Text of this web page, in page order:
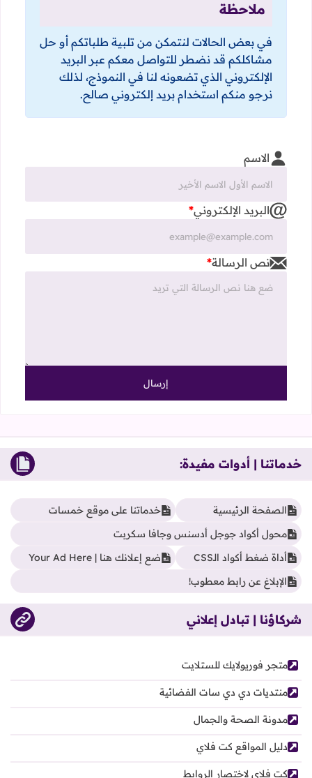
ملاحظة
في بعض الحالات لنتمكن من تلبية طلباتكم أو حل
مشاكلكم قد نضطر للتواصل معكم عبر البريد
الإلكتروني الذي تضعونه لنا في النموذج، لذلك
نرجو منكم استخدام بريد إلكتروني صالح.
الاسم
البريد الإلكتروني*
نص الرسالة*
خدماتنا | أدوات مفيدة:
الصفحة الرئيسية
خدماتنا على موقع خمسات
محول أكواد جوجل أدسنس وجافا سكربت
أداة ضغط أكواد الـCSS
ضع إعلانك هنا | Your Ad Here
الإبلاغ عن رابط معطوب!
شركاؤنا | تبادل إعلاني
متجر فوريولايك للستلايت
منتديات دي دي سات الفضائية
مدونة الصحة والجمال
دليل المواقع كت فلاي
كت فلاي لاختصار الروابط